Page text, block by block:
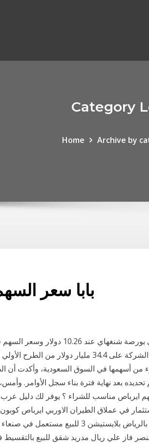
Category
Home Archive by
بابا سعر السهم
وبهذا التسعير تحصل الشركة على 34.4
من أسهمها في السوق السعودية، وأكدت أن
تحديده بعد نهاية فترة بناء سجل الأوامر.
في عملاق الطيران الاوربي ايرباص
للبيع في حي القدس بالرياض بلايستيشن
فاز علي ريال مدريد شقق للبيع بالتقسيط